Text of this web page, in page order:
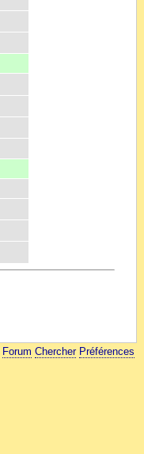
Forum Chercher Préférences